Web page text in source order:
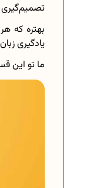
بهتره که
یادگیری
ما تو این